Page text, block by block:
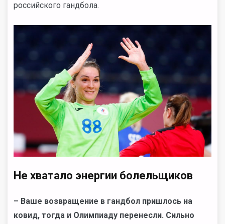
российского гандбола.
Не хватало энергии болельщиков
– Ваше возвращение в гандбол пришлось на
ковид, тогда и Олимпиаду перенесли. Сильно